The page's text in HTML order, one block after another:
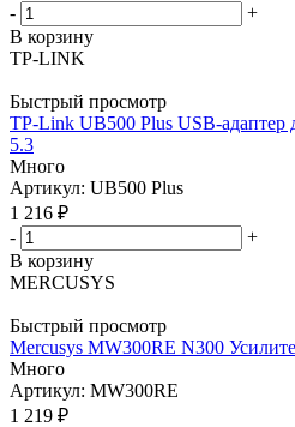
-
+
В корзину
TP-LINK
Быстрый просмотр
TP-Link UB500 Plus USB-адаптер
5.3
Много
Артикул: UB500 Plus
1 216 ₽
-
+
В корзину
MERCUSYS
Быстрый просмотр
Mercusys MW300RE N300
Много
Артикул: MW300RE
1 219 ₽